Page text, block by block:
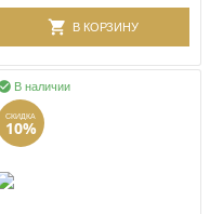
В КОРЗИНУ
В наличии
СКИДКА
10%